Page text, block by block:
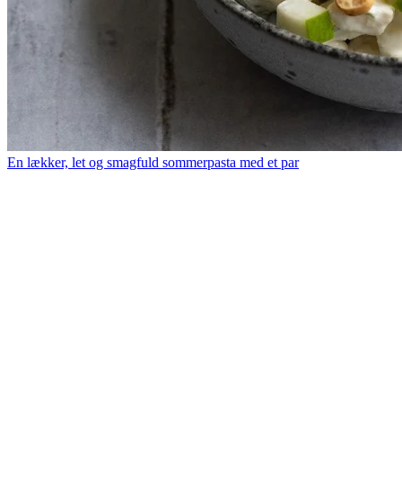
En lækker, let og smagfuld sommerpasta med et par